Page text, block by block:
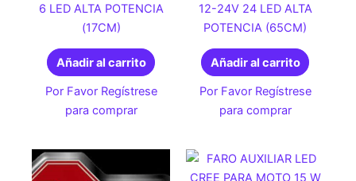
6 LED ALTA POTENCIA
(17CM)
Añadir al carrito
Por Favor Regístrese
para comprar
12-24V 24 LED ALTA
POTENCIA (65CM)
Añadir al carrito
Por Favor Regístrese
para comprar